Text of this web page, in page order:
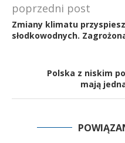
poprzedni post
Zmiany klimatu
słodkowodnych.
Polska z niskim
mają